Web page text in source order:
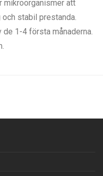
mikroorganismer att
stabil prestanda.
1-4 första månaderna.